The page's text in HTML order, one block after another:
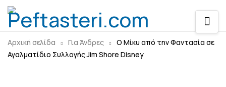
Αρχική σελίδα Για Άνδρες
O Mίκυ από την Φαντασία σε
Αγαλματίδιο Συλλογής Jim Shore Disney